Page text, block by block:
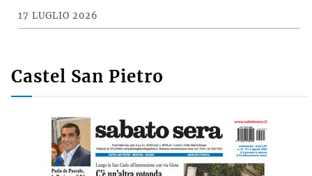
17 LUGLIO 2026
Castel San Pietro